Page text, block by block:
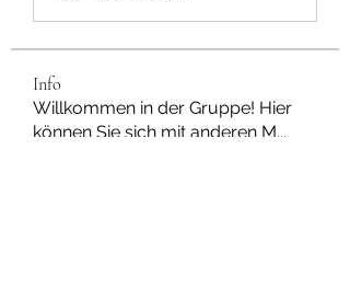
Info
Willkommen in der Gruppe! Hier
können Sie sich mit anderen M...